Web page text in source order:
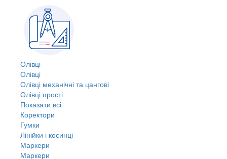
Олівці
Олівці
Олівці механічні та цангові
Олівці прості
Показати всі
Коректори
Гумки
Лінійки і косинці
Маркери
Маркери